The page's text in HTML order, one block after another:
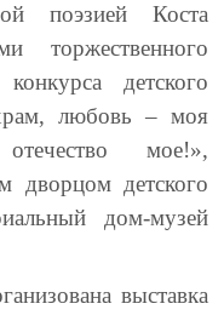
поэзией Коста
торжественного
детского
любовь – моя
мое!»,
дворцом детского
дом-музей
выставка